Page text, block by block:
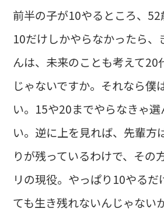
前半の子が10やるところ、52
10だけしかやらなかったら、
んは、未来のことも考えて20
じゃないですか。それなら僕
い。15や20までやらなきゃ選
い。逆に上を見れば、先輩方
りが残っているわけで、その
リの現役。やっぱり10やるだ
ても生き残れないんじゃない